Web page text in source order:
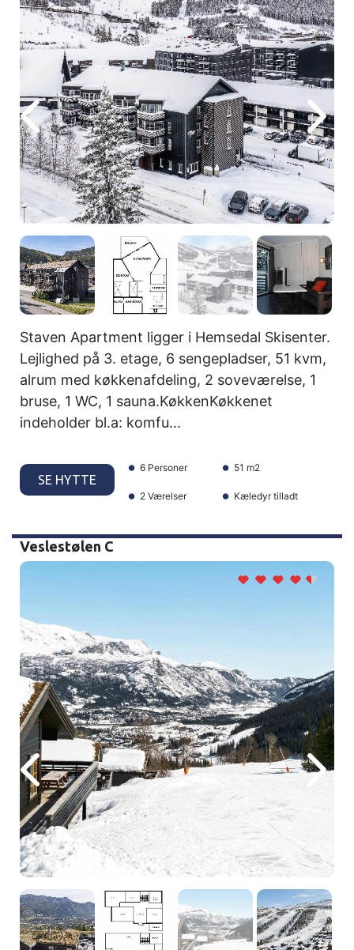
Staven Apartment ligger i Hemsedal Skisenter.
Lejlighed på 3. etage, 6 sengepladser, 51 kvm,
alrum med køkkenafdeling, 2 soveværelse, 1
bruse, 1 WC, 1 sauna.KøkkenKøkkenet
indeholder bl.a: komfu...
SE HYTTE
6 Personer 51 m2
2 Værelser Kæledyr tilladt
Veslestølen C